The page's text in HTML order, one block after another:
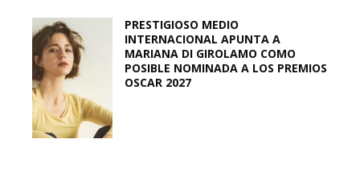
PRESTIGIOSO MEDIO
INTERNACIONAL APUNTA A
MARIANA DI GIROLAMO COMO
POSIBLE NOMINADA A LOS PREMIOS
OSCAR 2027